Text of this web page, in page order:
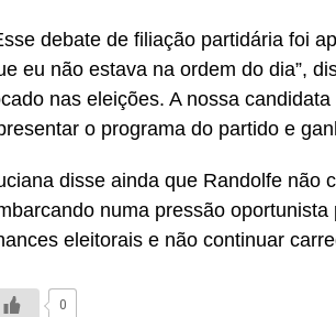
debate de filiação partidária foi
eu não estava na ordem do dia”,
nas eleições. A nossa
o programa do partido e
disse ainda que Randolfe não
numa pressão
eleitorais e não continuar
0